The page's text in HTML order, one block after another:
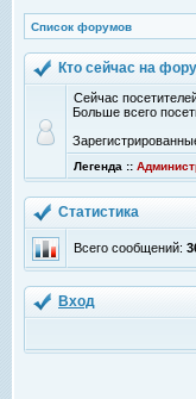
Список форумов
Кто сейчас на
Сейчас
Больше всего
Легенда ::
Статистика
Всего сообщений:
Вход